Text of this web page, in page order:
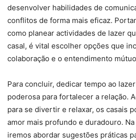
desenvolver habilidades de
conflitos de forma mais eficaz.
como planear actividades de lazer
casal, é vital escolher opções que
colaboração e o entendimento
Para concluir, dedicar tempo ao
poderosa para fortalecer a relação.
para se divertir e relaxar, os casais
amor mais profundo e duradouro.
iremos abordar sugestões práticas